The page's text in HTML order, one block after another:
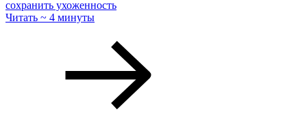
сохранить ухоженность
Читать ~ 4 минуты